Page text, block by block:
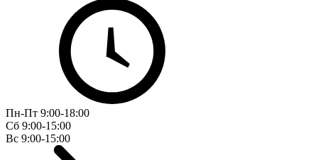
Пн-Пт 9:00-18:00
Сб 9:00-15:00
Вс 9:00-15:00